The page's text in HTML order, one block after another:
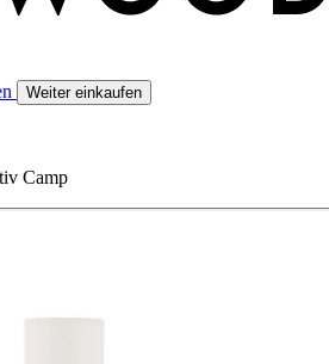
Weiter einkaufen
Camp